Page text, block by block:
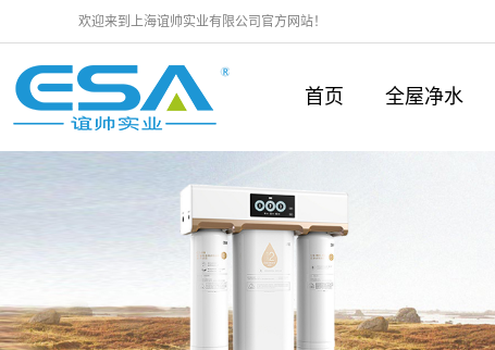
欢迎来到上海谊帅实业有限公司官方网站！
首页 全屋净水